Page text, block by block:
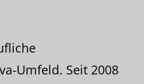
Umfeld. Seit 2008